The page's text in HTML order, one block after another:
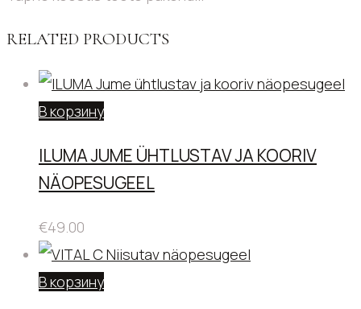
RELATED PRODUCTS
В корзину
ILUMA JUME ÜHTLUSTAV JA KOORIV
NÄOPESUGEEL
€49.00
В корзину